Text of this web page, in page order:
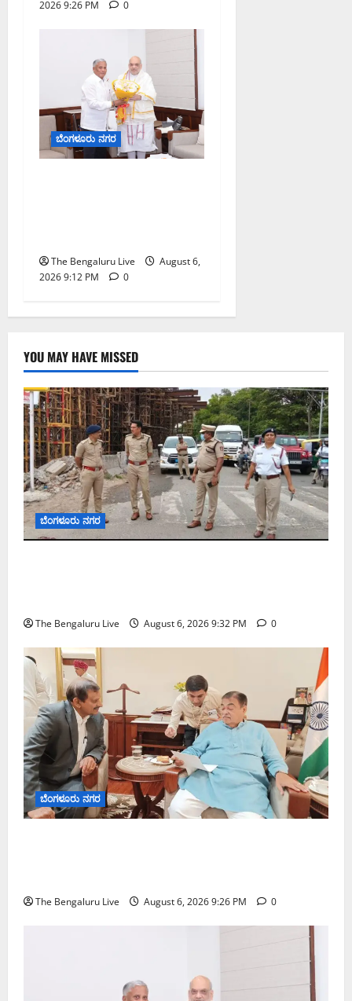
2026 9:26 PM 0
ಬೆಂಗಳೂರು ನಗರ
The Bengaluru Live
August 6,
2026 9:12 PM
0
YOU MAY HAVE MISSED
ಬೆಂಗಳೂರು ನಗರ
The Bengaluru Live August 6, 2026 9:32 PM 0
ಬೆಂಗಳೂರು ನಗರ
The Bengaluru Live August 6, 2026 9:26 PM 0